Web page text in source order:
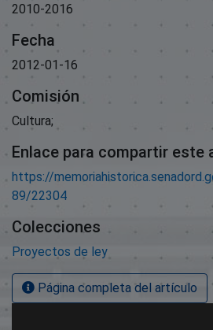
2010-2016
Fecha
2012-01-16
Comisión
Cultura;
Enlace para compartir este
https://
89/22304
Colecciones
Proyectos de ley
Página completa del artículo